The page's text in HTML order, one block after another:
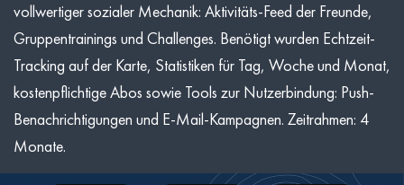
vollwertiger sozialer Mechanik: Aktivitäts-Feed der Freunde,
Gruppentrainings und Challenges. Benötigt wurden Echtzeit-
Tracking auf der Karte, Statistiken für Tag, Woche und Monat,
kostenpflichtige Abos sowie Tools zur Nutzerbindung: Push-
Benachrichtigungen und E-Mail-Kampagnen. Zeitrahmen: 4
Monate.